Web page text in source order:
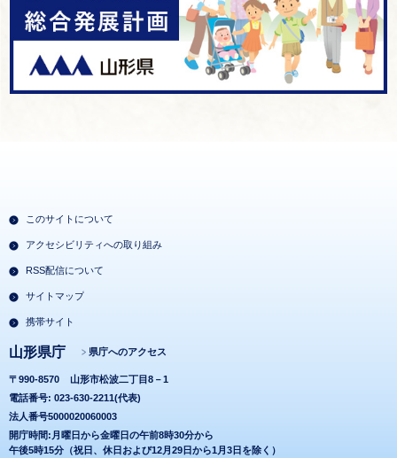
このサイトについて
アクセシビリティへの取り組み
RSS配信について
サイトマップ
携帯サイト
山形県庁 県庁へのアクセス
〒990-8570
山形市松波二丁目8－1
電話番号: 023-630-2211(代表)
法人番号5000020060003
開庁時間:月曜日から金曜日の午前8時30分から
午後5時15分（祝日、休日および12月29日から1月3日を除く）